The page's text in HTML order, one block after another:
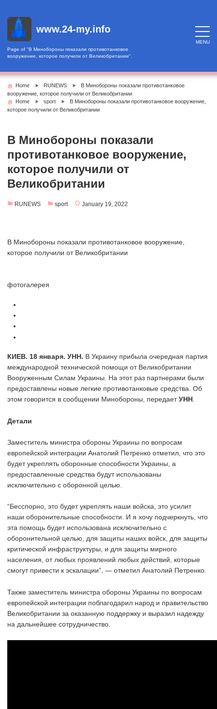
content
www.24-my.info
Page of "В Минобороны показали противотанковое
вооружение, которое получили от Великобритании".
MENU
Home RUNEWS
В Минобороны показали противотанковое
вооружение, которое получили от Великобритании
Home
sport
В Минобороны показали противотанковое вооружение,
которое получили от Великобритании
В Минобороны показали
противотанковое вооружение,
которое получили от
Великобритании
RUNEWS sport January 19, 2022
В Минобороны показали противотанковое вооружение,
которое получили от Великобритании
фотогалерея
КИЕВ. 18 января. УНН. В Украину прибыла очередная партия
международной технической помощи от Великобритании
Вооруженным Силам Украины. На этот раз партнерами были
предоставлены новые легкие противотанковые средства. Об
этом говорится в сообщении Минобороны, передаетУНН.
Детали
Заместитель министра обороны Украины по вопросам
европейской интеграции Анатолий Петренко отметил, что это
будет укреплять оборонные способности Украины, а
предоставленные средства будут использованы
исключительно с оборонной целью.
“Бесспорно, это будет укреплять наши войска, это усилит
наши оборонительные способности. И я хочу подчеркнуть, что
эта помощь будет использована исключительно с
оборонительной целью, для защиты наших войск, для защиты
критической инфраструктуры, и для защиты мирного
населения, от любых проявлений любых действий, которые
смогут привести к эскалации”, — отметил Анатолий Петренко.
Также заместитель министра обороны Украины по вопросам
европейской интеграции поблагодарил народ и правительство
Великобритании за оказанную поддержку и выразил надежду
на дальнейшее сотрудничество.